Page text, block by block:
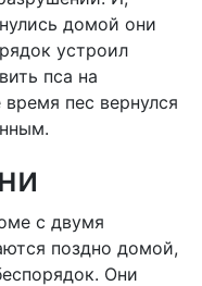
домой они
устроил
пса на
пес вернулся
с двумя
поздно домой,
Они